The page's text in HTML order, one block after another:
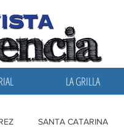
LA GRILLA
SANTA CATARINA